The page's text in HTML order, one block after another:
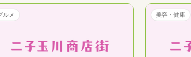
ルメ 美容・健康